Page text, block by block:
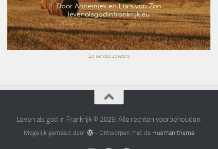
La vie des saveurs
Leven als god in Frankrijk © 2026. Alle rechten voorbehouden.
Mogelijk gemaakt door - Ontworpen met de Hueman thema